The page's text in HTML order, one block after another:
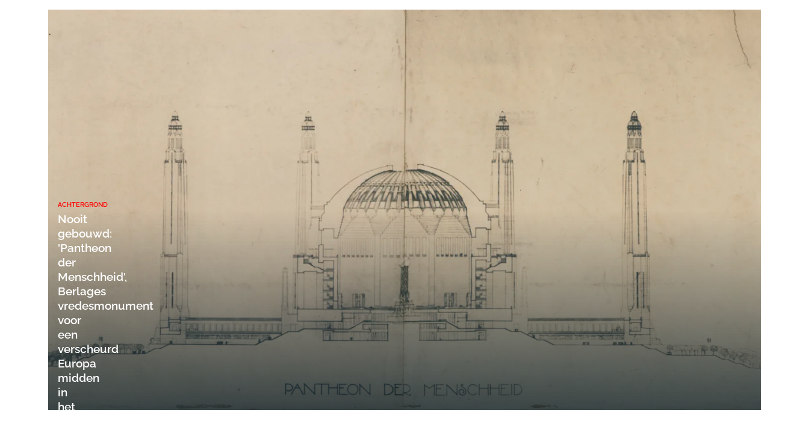
ACHTERGROND
Nooit
gebouwd:
'Pantheon
der
Menschheid',
Berlages
vredesmonument
voor
een
verscheurd
Europa
midden
in
het